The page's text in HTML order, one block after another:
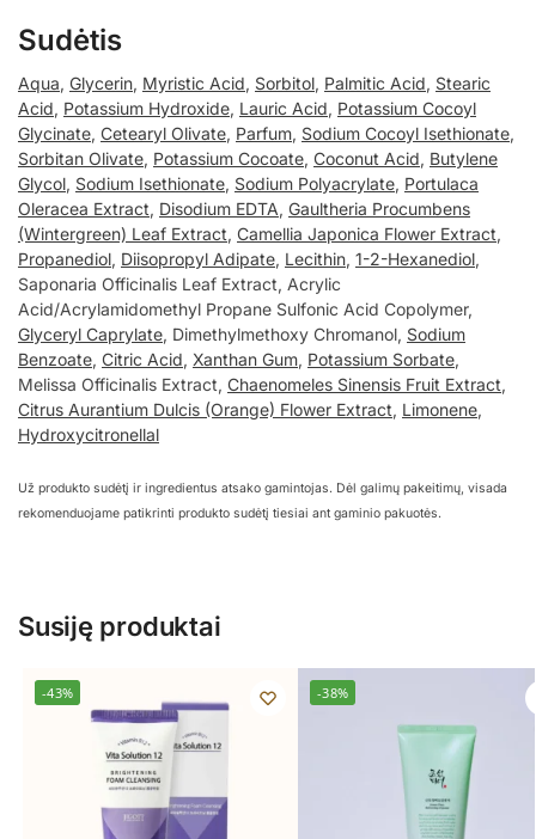
Sudėtis
Aqua, Glycerin, Myristic Acid, Sorbitol, Palmitic Acid, Stearic
Acid, Potassium Hydroxide, Lauric Acid, Potassium Cocoyl
Glycinate, Cetearyl Olivate, Parfum, Sodium Cocoyl Isethionate,
Sorbitan Olivate, Potassium Cocoate, Coconut Acid, Butylene
Glycol, Sodium Isethionate, Sodium Polyacrylate, Portulaca
Oleracea Extract, Disodium EDTA, Gaultheria Procumbens
(Wintergreen) Leaf Extract, Camellia Japonica Flower Extract,
Propanediol, Diisopropyl Adipate, Lecithin, 1-2-Hexanediol,
Saponaria Officinalis Leaf Extract, Acrylic
Acid/Acrylamidomethyl Propane Sulfonic Acid Copolymer,
Glyceryl Caprylate, Dimethylmethoxy Chromanol, Sodium
Benzoate, Citric Acid, Xanthan Gum, Potassium Sorbate,
Melissa Officinalis Extract, Chaenomeles Sinensis Fruit Extract,
Citrus Aurantium Dulcis (Orange) Flower Extract, Limonene,
Hydroxycitronellal
Už produkto sudėtį ir ingredientus atsako gamintojas. Dėl galimų pakeitimų, visada
rekomenduojame patikrinti produkto sudėtį tiesiai ant gaminio pakuotės.
Susiję produktai
-43% -38%